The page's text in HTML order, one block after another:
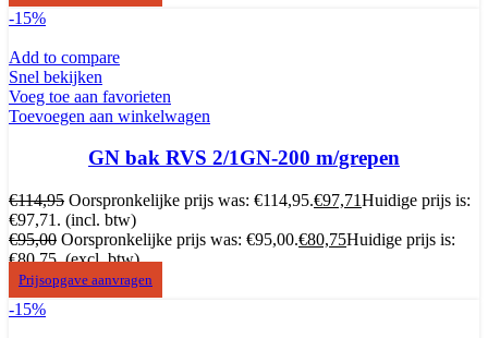
-15%
Add to compare
Snel bekijken
Voeg toe aan favorieten
Toevoegen aan winkelwagen
GN bak RVS 2/1GN-200 m/grepen
€114,95 Oorspronkelijke prijs was: €114,95.€97,71Huidige prijs is:
€97,71. (incl. btw)
€95,00 Oorspronkelijke prijs was: €95,00.€80,75Huidige prijs is:
€80,75. (excl. btw)
Prijsopgave aanvragen
-15%